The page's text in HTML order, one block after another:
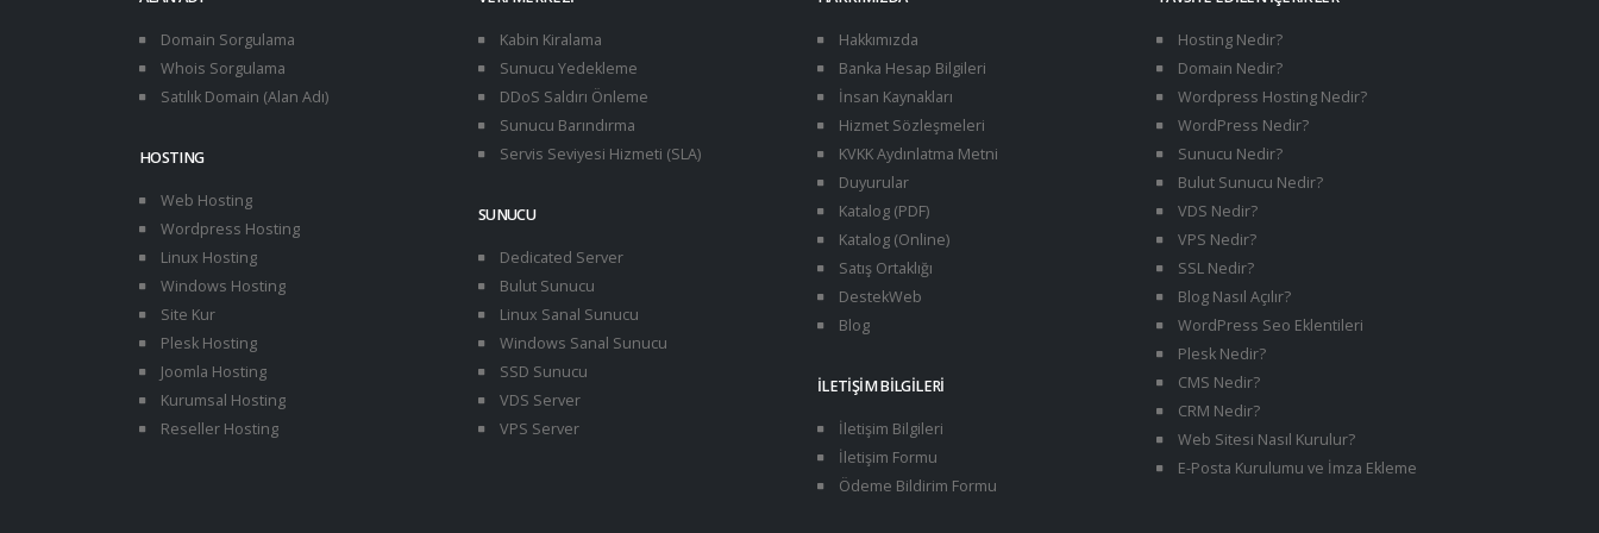
Domain Sorgulama
Whois Sorgulama
Satılık Domain (Alan Adı)
HOSTING
Web Hosting
Wordpress Hosting
Linux Hosting
Windows Hosting
Site Kur
Plesk Hosting
Joomla Hosting
Kurumsal Hosting
Reseller Hosting
Kabin Kiralama
Sunucu Yedekleme
DDoS Saldırı Önleme
Sunucu Barındırma
Servis Seviyesi Hizmeti (SLA)
SUNUCU
Dedicated Server
Bulut Sunucu
Linux Sanal Sunucu
Windows Sanal Sunucu
SSD Sunucu
VDS Server
VPS Server
Hakkımızda
Banka Hesap Bilgileri
İnsan Kaynakları
Hizmet Sözleşmeleri
KVKK Aydınlatma Metni
Duyurular
Katalog (PDF)
Katalog (Online)
Satış Ortaklığı
DestekWeb
Blog
İLETIŞIM BILGILERI
İletişim Bilgileri
İletişim Formu
Ödeme Bildirim Formu
Hosting Nedir?
Domain Nedir?
Wordpress Hosting Nedir?
WordPress Nedir?
Sunucu Nedir?
Bulut Sunucu Nedir?
VDS Nedir?
VPS Nedir?
SSL Nedir?
Blog Nasıl Açılır?
WordPress Seo Eklentileri
Plesk Nedir?
CMS Nedir?
CRM Nedir?
Web Sitesi Nasıl Kurulur?
E-Posta Kurulumu ve İmza Ekleme